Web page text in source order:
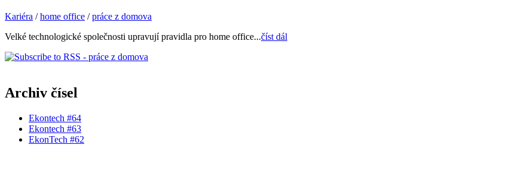
Kariéra /home office /práce z domova
Velké technologické společnosti upravují pravidla pro home office...číst dál
Archiv čísel
Ekontech #64
Ekontech #63
EkonTech #62